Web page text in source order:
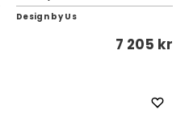
Design by Us
7 205 kr